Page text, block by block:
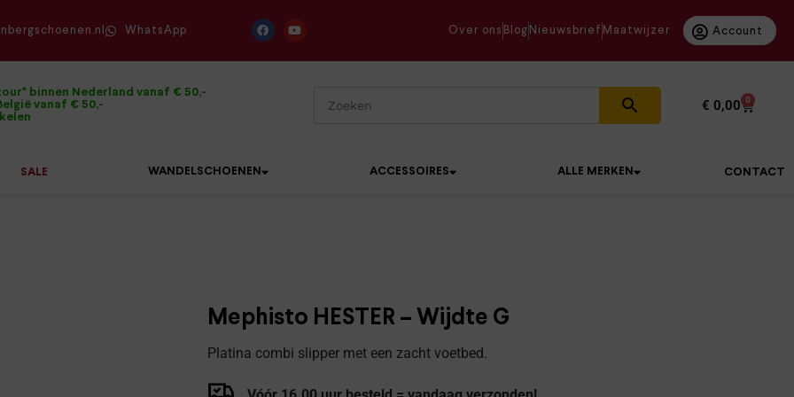
WhatsApp Over ons Blog Nieuwsbrief Maatwijzer Account
binnen Nederland vanaf € 50,-
vanaf € 50,-
€ 0,00 0
SALE WANDELSCHOENEN ACCESSOIRES ALLE MERKEN CONTACT
Mephisto HESTER – Wijdte G
Platina combi slipper met een zacht voetbed.